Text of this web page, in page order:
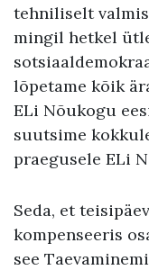
tehniliselt
mingil hetkel
lõpetame kõik
ELi Nõukogu
suutsime
praegusele ELi
Seda, et
kompenseeris
see